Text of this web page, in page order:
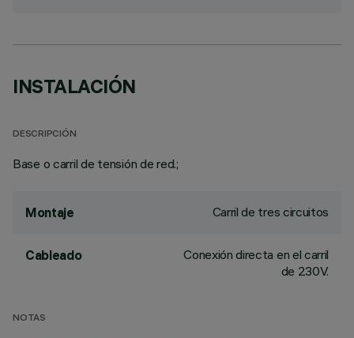
INSTALACIÓN
DESCRIPCIÓN
Base o carril de tensión de red.;
Montaje Carril de tres circuitos
Cableado
Conexión directa en el carril
de 230V.
NOTAS